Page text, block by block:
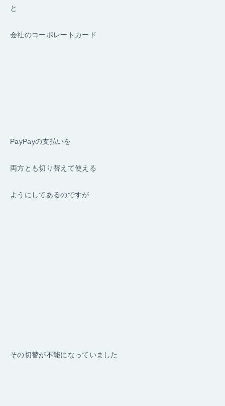
と
会社のコーポレートカード
PayPayの支払いを
両方とも切り替えて使える
ようにしてあるのですが
その切替が不能になっていました